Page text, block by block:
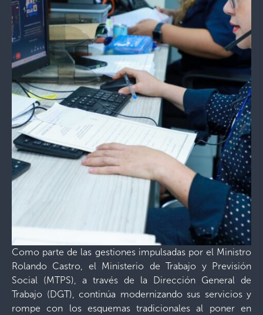
Como parte de las gestiones impulsadas por el Ministro
Rolando Castro, el Ministerio de Trabajo y Previsión
Social (MTPS), a través de la Dirección General de
Trabajo (DGT), continúa modernizando sus servicios y
rompe con los esquemas tradicionales al poner en